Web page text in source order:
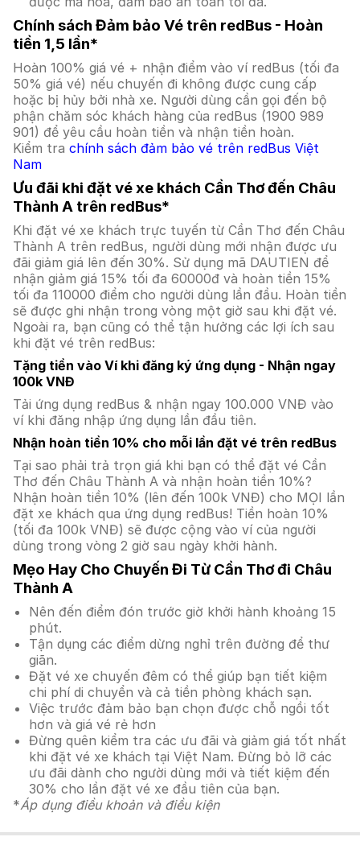
Chính sách Đảm bảo Vé trên redBus - Hoàn
tiền 1,5 lần*
Hoàn 100% giá vé + nhận điểm vào ví redBus (tối đa
50% giá vé) nếu chuyến đi không được cung cấp
hoặc bị hủy bởi nhà xe. Người dùng cần gọi đến bộ
phận chăm sóc khách hàng của redBus (1900 989
901) để yêu cầu hoàn tiền và nhận tiền hoàn.
Kiểm tra chính sách đảm bảo vé trên redBus Việt
Nam
Ưu đãi khi đặt vé xe khách Cần Thơ đến Châu
Thành A trên redBus*
Khi đặt vé xe khách trực tuyến từ Cần Thơ đến Châu
Thành A trên redBus, người dùng mới nhận được ưu
đãi giảm giá lên đến 30%. Sử dụng mã DAUTIEN để
nhận giảm giá 15% tối đa 60000đ và hoàn tiền 15%
tối đa 110000 điểm cho người dùng lần đầu. Hoàn tiền
sẽ được ghi nhận trong vòng một giờ sau khi đặt vé.
Ngoài ra, bạn cũng có thể tận hưởng các lợi ích sau
khi đặt vé trên redBus:
Tặng tiền vào Ví khi đăng ký ứng dụng - Nhận ngay
100k VNĐ
Tải ứng dụng redBus & nhận ngay 100.000 VNĐ vào
ví khi đăng nhập ứng dụng lần đầu tiên.
Nhận hoàn tiền 10% cho mỗi lần đặt vé trên redBus
Tại sao phải trả trọn giá khi bạn có thể đặt vé Cần
Thơ đến Châu Thành A và nhận hoàn tiền 10%?
Nhận hoàn tiền 10% (lên đến 100k VNĐ) cho MỌI lần
đặt xe khách qua ứng dụng redBus! Tiền hoàn 10%
(tối đa 100k VNĐ) sẽ được cộng vào ví của người
dùng trong vòng 2 giờ sau ngày khởi hành.
Mẹo Hay Cho Chuyến Đi Từ Cần Thơ đi Châu
Thành A
Nên đến điểm đón trước giờ khởi hành khoảng 15
phút.
Tận dụng các điểm dừng nghỉ trên đường để thư
giãn.
Đặt vé xe chuyến đêm có thể giúp bạn tiết kiệm
chi phí di chuyển và cả tiền phòng khách sạn.
Việc trước đảm bảo bạn chọn được chỗ ngồi tốt
hơn và giá vé rẻ hơn
Đừng quên kiểm tra các ưu đãi và giảm giá tốt nhất
khi đặt vé xe khách tại Việt Nam. Đừng bỏ lỡ các
ưu đãi dành cho người dùng mới và tiết kiệm đến
30% cho lần đặt vé xe đầu tiên của bạn.
*Áp dụng điều khoản và điều kiện